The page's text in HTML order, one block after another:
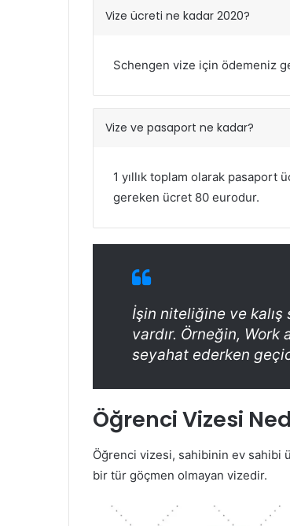
Vize ücreti ne kadar 2020?
Schengen vize için ödemeniz
Vize ve pasaport ne kadar?
1 yıllık toplam olarak
gereken ücret 80 eurodur.
İşin niteliğine ve kalış
vardır. Örneğin,
seyahat ederken
Öğrenci Vizesi
Öğrenci vizesi, sahibinin ev sahibi
bir tür göçmen olmayan vizedir.